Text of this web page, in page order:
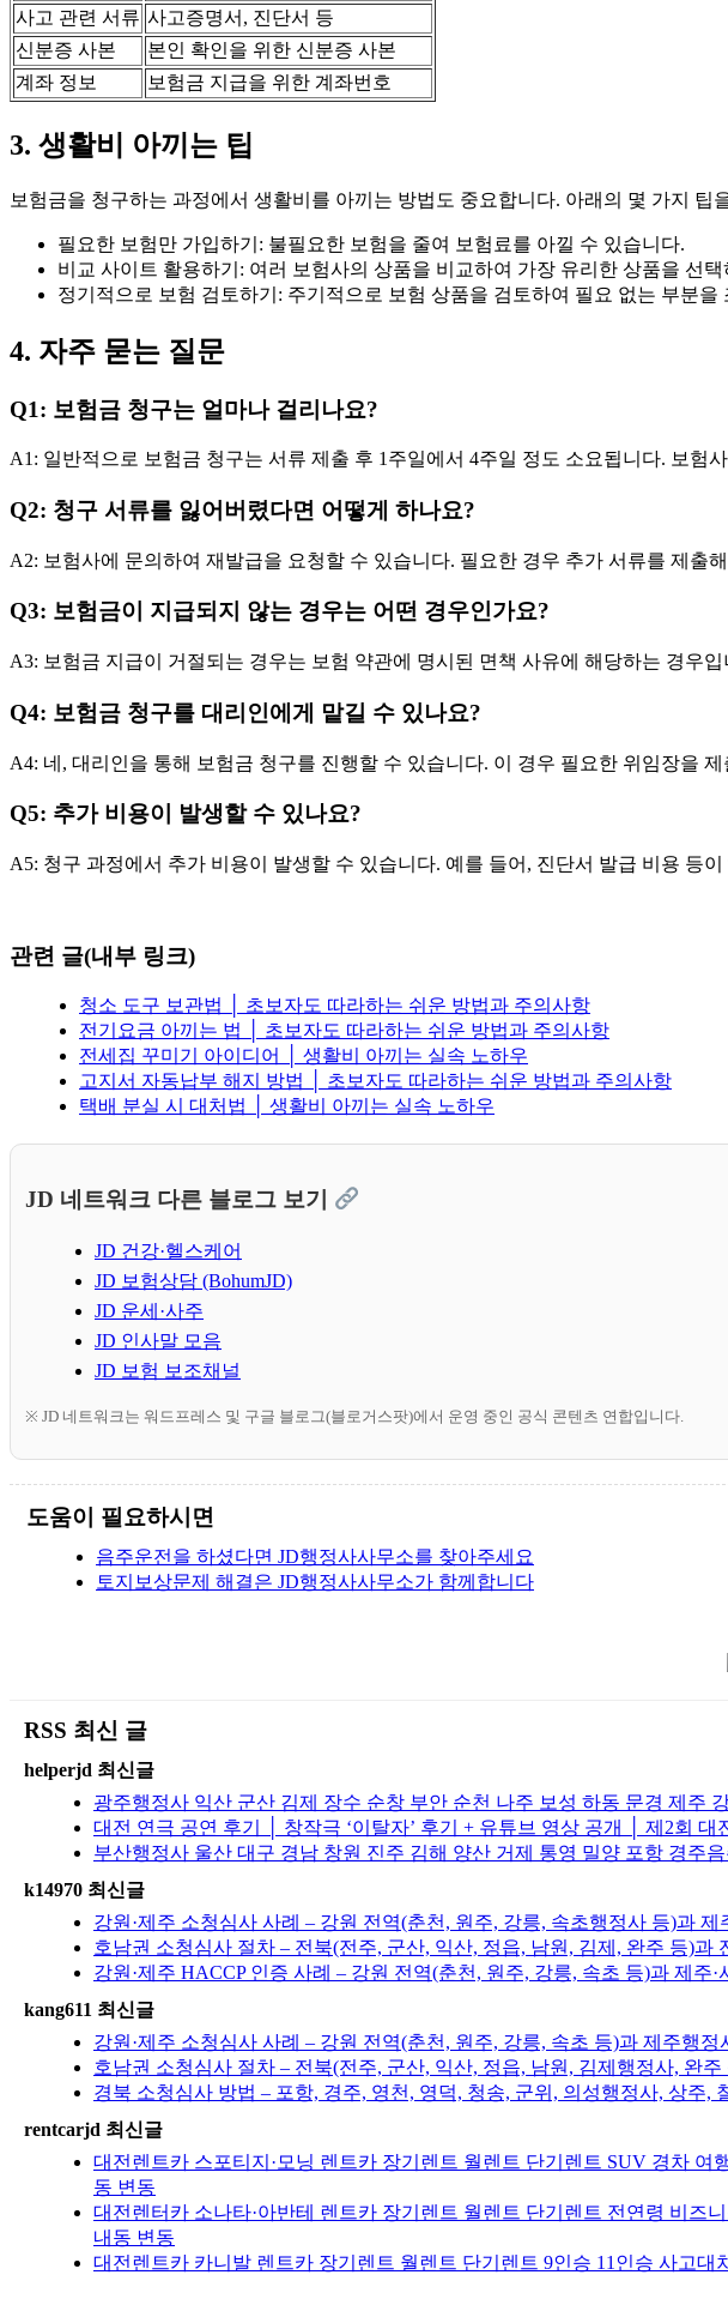
사고 관련 서류 사고증명서, 진단서 등
신분증 사본
본인 확인을 위한 신분증 사본
계좌 정보
보험금 지급을 위한 계좌번호
3. 생활비 아끼는 팁
보험금을 청구하는 과정에서 생활비를 아끼는 방법도 중요합니다. 아래의 몇 가지 팁
필요한 보험만 가입하기: 불필요한 보험을 줄여 보험료를 아낄 수 있습니다.
비교 사이트 활용하기: 여러 보험사의 상품을 비교하여 가장 유리한 상품을 선택
정기적으로 보험 검토하기: 주기적으로 보험 상품을 검토하여 필요 없는 부분을
4. 자주 묻는 질문
Q1: 보험금 청구는 얼마나 걸리나요?
A1: 일반적으로 보험금 청구는 서류 제출 후 1주일에서 4주일 정도 소요됩니다. 보험
Q2: 청구 서류를 잃어버렸다면 어떻게 하나요?
A2: 보험사에 문의하여 재발급을 요청할 수 있습니다. 필요한 경우 추가 서류를 제출
Q3: 보험금이 지급되지 않는 경우는 어떤 경우인가요?
A3: 보험금 지급이 거절되는 경우는 보험 약관에 명시된 면책 사유에 해당하는 경우
Q4: 보험금 청구를 대리인에게 맡길 수 있나요?
A4: 네, 대리인을 통해 보험금 청구를 진행할 수 있습니다. 이 경우 필요한 위임장을
Q5: 추가 비용이 발생할 수 있나요?
A5: 청구 과정에서 추가 비용이 발생할 수 있습니다. 예를 들어, 진단서 발급 비용 등이
관련 글(내부 링크)
청소 도구 보관법 │ 초보자도 따라하는 쉬운 방법과 주의사항
전기요금 아끼는 법 │ 초보자도 따라하는 쉬운 방법과 주의사항
전세집 꾸미기 아이디어 │ 생활비 아끼는 실속 노하우
고지서 자동납부 해지 방법 │ 초보자도 따라하는 쉬운 방법과 주의사항
택배 분실 시 대처법 │ 생활비 아끼는 실속 노하우
JD 네트워크 다른 블로그 보기
JD 건강·헬스케어
JD 보험상담 (BohumJD)
JD 운세·사주
JD 인사말 모음
JD 보험 보조채널
※ JD 네트워크는 워드프레스 및 구글 블로그(블로거스팟)에서 운영 중인 공식 콘텐츠 연합입니다.
도움이 필요하시면
음주운전을 하셨다면 JD행정사사무소를 찾아주세요
토지보상문제 해결은 JD행정사사무소가 함께합니다
RSS 최신 글
helperjd 최신글
광주행정사 익산 군산 김제 장수 순창 부안 순천 나주 보성 하동 문경 제주
대전 연극 공연 후기 │ 창작극 ‘이탈자’ 후기 + 유튜브 영상 공개 │ 제2회 대
부산행정사 울산 대구 경남 창원 진주 김해 양산 거제 통영 밀양 포항 경주
k14970 최신글
강원·제주 소청심사 사례 – 강원 전역(춘천, 원주, 강릉, 속초행정사 등)과 제
호남권 소청심사 절차 – 전북(전주, 군산, 익산, 정읍, 남원, 김제, 완주 등)
강원·제주 HACCP 인증 사례 – 강원 전역(춘천, 원주, 강릉, 속초 등)과 제주
kang611 최신글
강원·제주 소청심사 사례 – 강원 전역(춘천, 원주, 강릉, 속초 등)과 제주행정
호남권 소청심사 절차 – 전북(전주, 군산, 익산, 정읍, 남원, 김제행정사, 완
경북 소청심사 방법 – 포항, 경주, 영천, 영덕, 청송, 군위, 의성행정사, 상주,
rentcarjd 최신글
대전렌트카 스포티지·모닝 렌트카 장기렌트 월렌트 단기렌트 SUV 경차
동 변동
대전렌터카 소나타·아반테 렌트카 장기렌트 월렌트 단기렌트 전연령 비즈
내동 변동
대전렌트카 카니발 렌트카 장기렌트 월렌트 단기렌트 9인승 11인승 사고